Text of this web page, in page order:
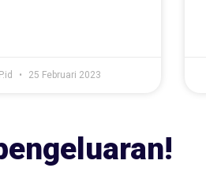
25 Februari 2023